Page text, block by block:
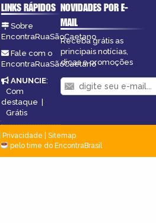
LINKS RÁPIDOS
Sobre
EncontraRuaSãoCaetano
Fale com o
EncontraRuaSãoCaetano
ANUNCIE:
Com
destaque |
Grátis
NOVIDADES POR E-
MAIL
Receba grátis as
principais notícias,
dicas e promoções
Privacidade
Sitemap
pelo time do EncontraBrasil